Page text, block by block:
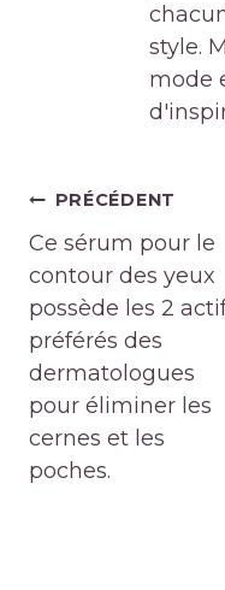
style.
mode
Navigation
de
l’article
PRÉCÉDENT
Ce sérum pour le
contour des yeux
possède les 2
préférés des
dermatologues
pour éliminer les
cernes et les
poches.